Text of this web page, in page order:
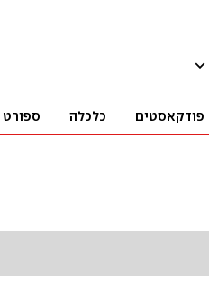
פודקאסטים כלכלה ספורט